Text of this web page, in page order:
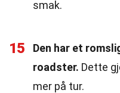
smak.
15
Den har et
roadster. Dette
mer på tur.